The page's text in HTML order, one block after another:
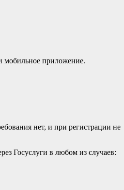
мобильное приложение.
нет, и при регистрации не
Госуслуги в любом из случаев: